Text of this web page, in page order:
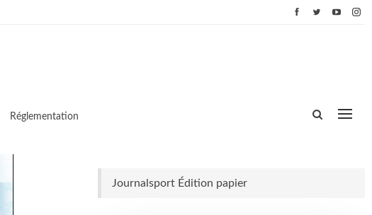
Réglementation
Journalsport Édition papier